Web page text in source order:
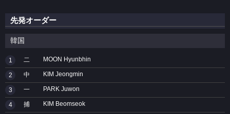
先発オーダー
韓国
1 二 MOON Hyunbhin
2 中 KIM Jeongmin
3 一 PARK Juwon
4 捕 KIM Beomseok